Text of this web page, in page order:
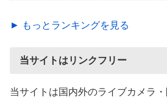
► もっとランキングを見る
当サイトはリンクフリー
当サイトは国内外のライブカメラ